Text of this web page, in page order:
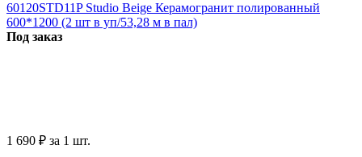
60120STD11P Studio Beige Керамогранит полированный
600*1200 (2 шт в уп/53,28 м в пал)
Под заказ
1 690 ₽ за 1 шт.